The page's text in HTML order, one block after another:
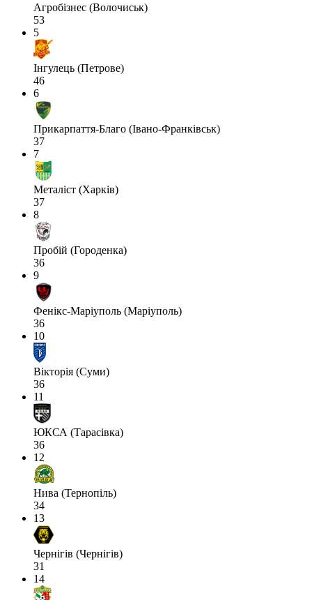
Агробізнес (Волочиськ)
53
5
Інгулець (Петрове)
46
6
Прикарпаття-Благо (Івано-Франківськ)
37
7
Металіст (Харків)
37
8
Пробій (Городенка)
36
9
Фенікс-Маріуполь (Маріуполь)
36
10
Вікторія (Суми)
36
11
ЮКСА (Тарасівка)
36
12
Нива (Тернопіль)
34
13
Чернігів (Чернігів)
31
14